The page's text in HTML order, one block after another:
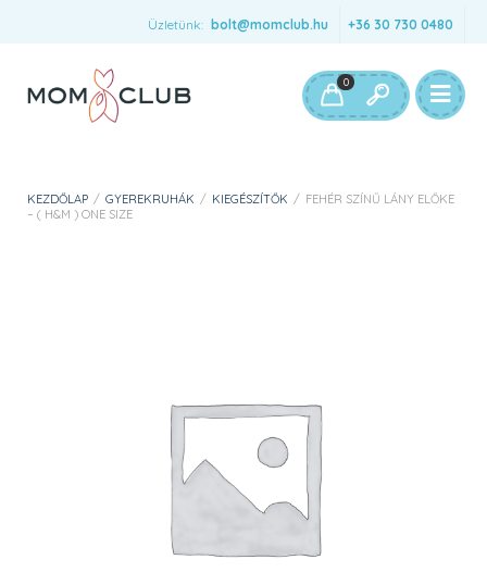
Üzletünk: bolt@momclub.hu +36 30 730 0480
0
KEZDŐLAP / GYEREKRUHÁK / KIEGÉSZÍTŐK / FEHÉR SZÍNŰ LÁNY ELŐKE
– ( H&M ) ONE SIZE